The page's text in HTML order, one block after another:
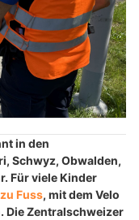
in den
Schwyz, Obwalden,
Für viele Kinder
Fuss, mit dem Velo
Die Zentralschweizer